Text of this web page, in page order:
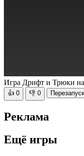
Игра Дрифт и Трюки
👍 0 👎 0 Перезапуск
Реклама
Ещё игры